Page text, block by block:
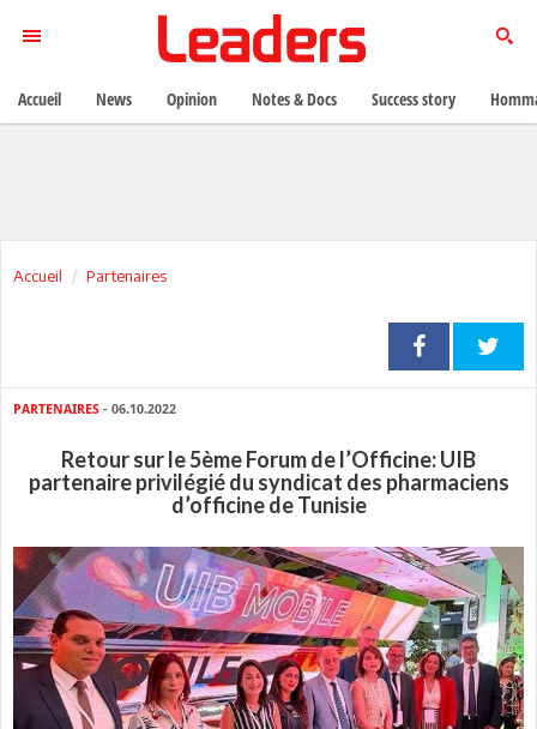
Accueil Partenaires
PARTENAIRES - 06.10.2022
Retour sur le 5ème Forum de l’Officine: UIB
partenaire privilégié du syndicat des pharmaciens
d’officine de Tunisie
Accueil News Opinion Notes & Docs Success story